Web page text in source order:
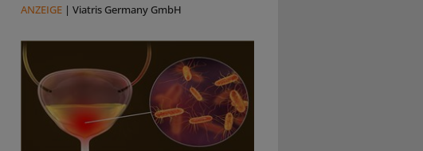
ANZEIGE| Viatris Germany GmbH